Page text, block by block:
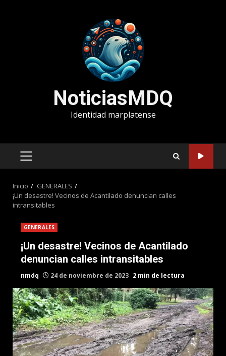
NoticiasMDQ
Identidad marplatense
MENÚ
Inicio
GENERALES
¡Un desastre! Vecinos de Acantilado denuncian calles
intransitables
GENERALES
¡Un desastre! Vecinos de Acantilado
denuncian calles intransitables
nmdq 24 de noviembre de 2023 2 min de lectura